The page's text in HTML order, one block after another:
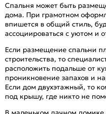
Спальня может быть
дома. При грамотном
впишется в общий стиль,
ассоциироваться с уютом и
Если размещение спальни
строительства, то
расположить подальше от
проникновение запахов и
Если дом двухэтажный, то
под крышу, где никто не